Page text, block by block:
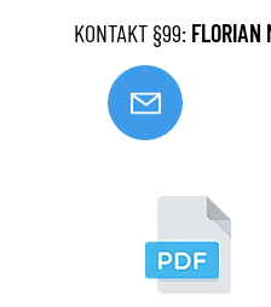
KONTAKT §99:FLORIAN